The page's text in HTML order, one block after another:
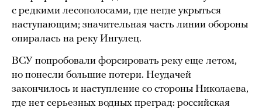
с редкими лесополосами, где негде укрыться
наступающим; значительная часть линии обороны
опиралась на реку Ингулец.
ВСУ попробовали форсировать реку еще летом,
но понесли большие потери. Неудачей
закончилось и наступление со стороны Николаева,
где нет серьезных водных преград: российская